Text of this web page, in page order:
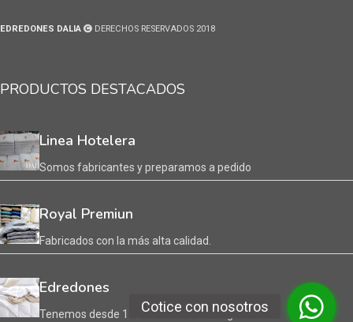
EDREDONES DALIA DERECHOS RESERVADOS 2018
PRODUCTOS DESTACADOS
Linea Hotelera
Somos fabricantes y preparamos a pedido
Royal Premiun
Fabricados con la más alta calidad.
Edredones
Tenemos desde 1 1/2 Plaza hasta King